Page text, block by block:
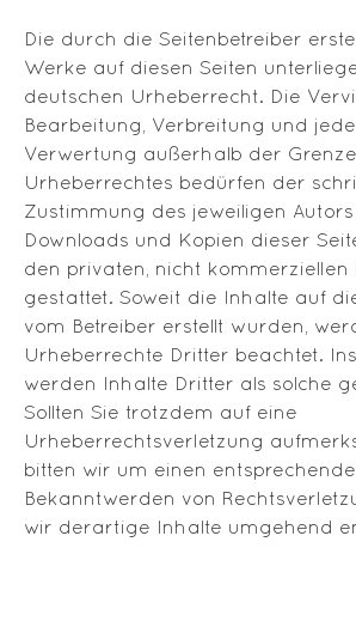
Die durch die Seitenbetreiber
Werke auf diesen Seiten
deutschen Urheberrecht. Die
Bearbeitung, Verbreitung und
Verwertung außerhalb der
Urheberrechtes bedürfen der
Zustimmung des jeweiligen Autors
Downloads und Kopien dieser
den privaten, nicht kommerziellen
gestattet. Soweit die Inhalte auf
vom Betreiber erstellt wurden,
Urheberrechte Dritter beachtet.
werden Inhalte Dritter als solche
Sollten Sie trotzdem auf eine
Urheberrechtsverletzung
bitten wir um einen
Bekanntwerden von
wir derartige Inhalte umgehend